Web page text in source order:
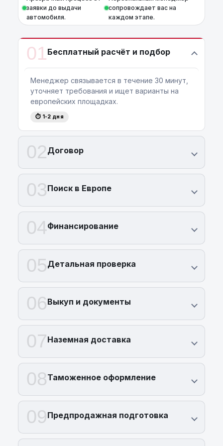
дополнительных платежей и расходов.
заявки до выдачи
автомобиля.
сопровождает вас на
каждом этапе.
01Бесплатный расчёт и подбор
Менеджер связывается в течение 30 минут,
уточняет требования и ищет варианты на
европейских площадках.
⏱ 1-2 дня
02Договор
03Поиск в Европе
04Финансирование
05Детальная проверка
06Выкуп и документы
07Наземная доставка
08Таможенное оформление
09Предпродажная подготовка